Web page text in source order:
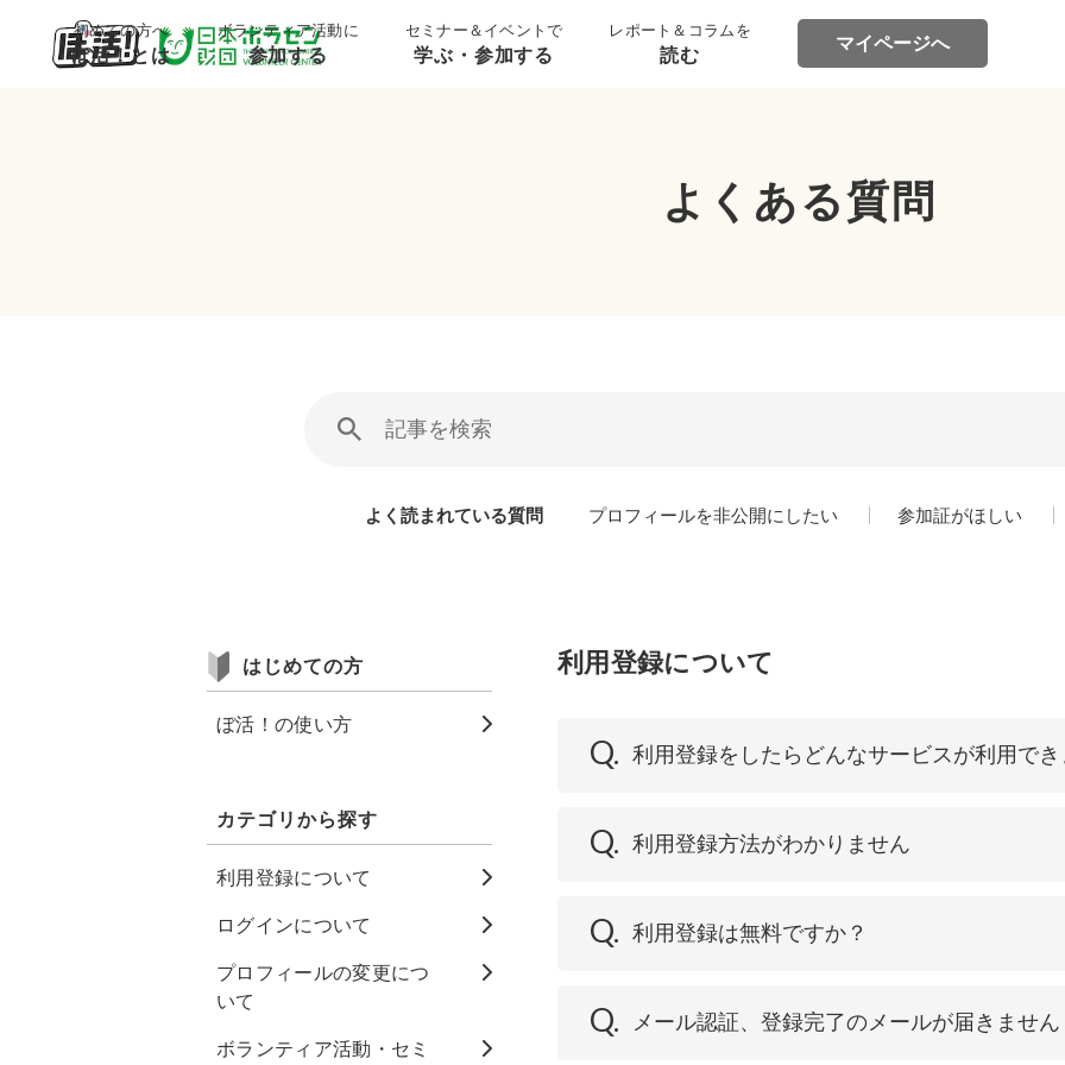
初めての方へ
ぼ活！とは
ボランティア活動に
参加する
セミナー＆イベントで
学ぶ・参加する
レポート＆コラムを
読む
マイページへ
よくある質問
よく読まれている質問 プロフィールを非公開にしたい 参加証がほしい
はじめての方
ぼ活！の使い方
カテゴリから探す
利用登録について
ログインについて
プロフィールの変更につ
いて
ボランティア活動・セミ
利用登録について
Q. 利用登録をしたらどんなサービスが利用で
Q. 利用登録方法がわかりません
Q. 利用登録は無料ですか？
Q. メール認証、登録完了のメールが届きません